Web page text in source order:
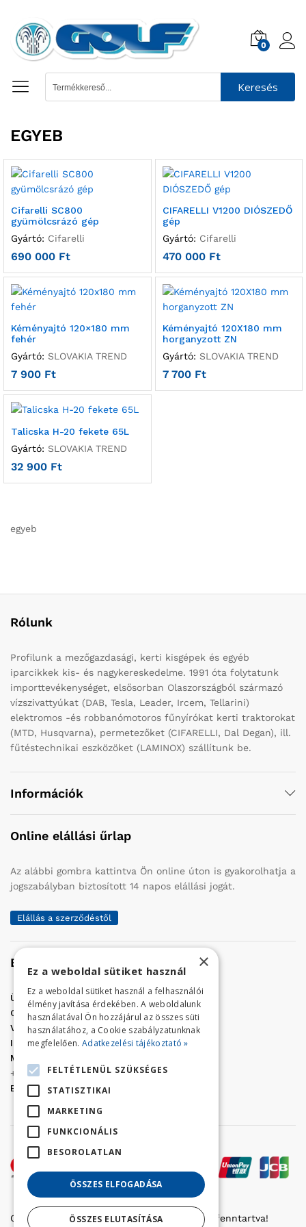
0
Keresés
EGYEB
Cifarelli SC800
gyümölcsrázó gép
Gyártó: Cifarelli
690 000 Ft
CIFARELLI V1200 DIÓSZEDŐ
gép
Gyártó: Cifarelli
470 000 Ft
Kéményajtó 120×180 mm
fehér
Gyártó: SLOVAKIA TREND
7 900 Ft
Kéményajtó 120X180 mm
horganyzott ZN
Gyártó: SLOVAKIA TREND
7 700 Ft
Talicska H-20 fekete 65L
Gyártó: SLOVAKIA TREND
32 900 Ft
egyeb
Rólunk
Profilunk a mezőgazdasági, kerti kisgépek és egyéb
iparcikkek kis- és nagykereskedelme. 1991 óta folytatunk
importtevékenységet, elsősorban Olaszországból származó
vízszivattyúkat (DAB, Tesla, Leader, Ircem, Tellarini)
elektromos -és robbanómotoros fűnyírókat kerti traktorokat
(MTD, Husqvarna), permetezőket (CIFARELLI, Dal Degan), ill.
fűtéstechnikai eszközöket (LAMINOX) szállítunk be.
Információk
Online elállási űrlap
Az alábbi gombra kattintva Ön online úton is gyakorolhatja a
jogszabályban biztosított 14 napos elállási jogát.
Elállás a szerződéstől
Elérhetőség
Üzletünk címe:Szolnok, Vércse út 17.
Golf Center Áruház:06 (56) 423-324
VÁR-Kert Áruház: 06 (56) 429-771
Iroda:06 (56) 421-857
Megrendelés, termék információ:
+36 (70) 938-3356
E-mail:
golfaruhaz@gmail.com
Copyright © 2022 Golfker Kft. - Minden jog fenntartva!
×
Ez a weboldal sütiket használ
Ez a weboldal sütiket használ a felhasználói
élmény javítása érdekében. A weboldalunk
használatával Ön hozzájárul az összes süti
használatához, a Cookie szabályzatunknak
megfelelően. Adatkezelési tájékoztató »
FELTÉTLENÜL SZÜKSÉGES
STATISZTIKAI
MARKETING
FUNKCIONÁLIS
BESOROLATLAN
ÖSSZES ELFOGADÁSA
ÖSSZES ELUTASÍTÁSA